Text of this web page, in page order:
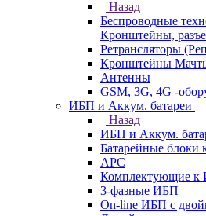
Назад
Беспроводные
Кронштейны,
Ретрансляторы
Кронштейны
Антенны
GSM, 3G, 4G -
ИБП и Аккум. батареи
Назад
ИБП и Аккум.
Батарейные
APC
Комплектующие к
3-фазные ИБП
On-line ИБП с